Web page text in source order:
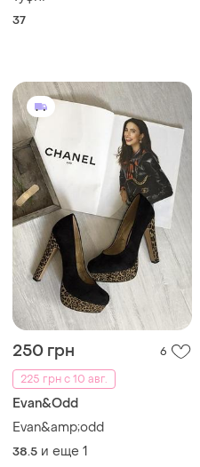
37
250 грн
6
225 грн с 10 авг.
Evan&Odd
Evan&amp;odd
38.5 и еще 1